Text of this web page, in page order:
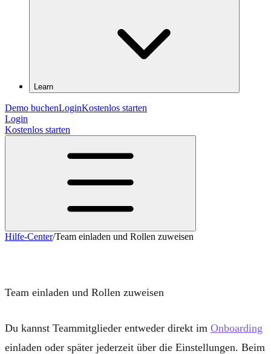
Learn
Demo buchenLoginKostenlos starten
Login
Kostenlos starten
Hilfe-Center/Team einladen und Rollen zuweisen
Team einladen und Rollen zuweisen
Du kannst Teammitglieder entweder direkt im Onboarding
einladen oder später jederzeit über die Einstellungen. Beim